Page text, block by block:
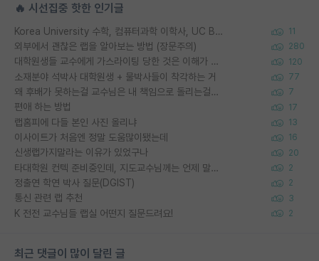
🔥 시선집중 핫한 인기글
Korea University 수학, 컴퓨터과학 이학사, UC Berkeley 산업공학 대학원 공학박사가 되는 것은 쉽지 않겠죠? 11
외부에서 괜찮은 랩을 알아보는 방법 (장문주의) 280
대학원생들 교수에게 가스라이팅 당한 것은 이해가 갑니다. 안타깝네요. 120
소재분야 석박사 대학원생 + 물박사들이 착각하는 거 77
왜 후배가 못하는걸 교수님은 내 책임으로 돌리는걸까요? 7
편애 하는 방법 17
랩홈피에 다들 본인 사진 올리냐 13
이사이트가 처음엔 정말 도움많이됐는데 16
신생랩가지말라는 이유가 있었구나 20
타대학원 컨텍 준비중인데, 지도교수님께는 언제 말씀드려야 할까요? 2
정출연 학연 박사 질문(DGIST) 2
통신 관련 랩 추천 3
K 전전 교수님들 랩실 어떤지 질문드려요! 2
최근 댓글이 많이 달린 글